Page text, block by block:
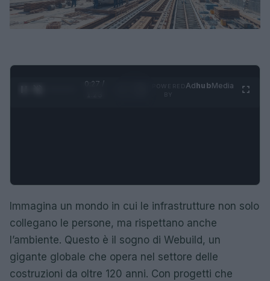
0:28 /
AdhubMedia
Immagina un mondo in cui le infrastrutture non solo
collegano le persone, ma rispettano anche
l’ambiente. Questo è il sogno di Webuild, un
gigante globale che opera nel settore delle
costruzioni da oltre 120 anni. Con progetti che